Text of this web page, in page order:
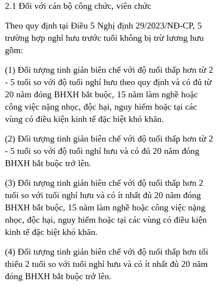
2.1 Đối với cán bộ công chức, viên chức
Theo quy định tại Điều 5 Nghị định 29/2023/NĐ-CP, 5
trường hợp nghỉ hưu trước tuổi không bị trừ lương hưu
gồm:
(1) Đối tượng tinh giản biên chế với độ tuổi thấp hơn từ 2
- 5 tuổi so với độ tuổi nghỉ hưu theo quy định và có đủ từ
20 năm đóng BHXH bắt buộc, 15 năm làm nghề hoặc
công việc nặng nhọc, độc hại, nguy hiểm hoặc tại các
vùng có điều kiện kinh tế đặc biệt khó khăn.
(2) Đối tượng tinh giản biên chế với độ tuổi thấp hơn từ 2
- 5 tuổi so với độ tuổi nghỉ hưu và có đủ 20 năm đóng
BHXH bắt buộc trở lên.
(3) Đối tượng tinh giản biên chế với độ tuổi thấp hơn 2
tuổi so với tuổi nghỉ hưu và có ít nhất đủ 20 năm đóng
BHXH bắt buộc, 15 năm làm nghề hoặc công việc nặng
nhọc, độc hại, nguy hiểm hoặc tại các vùng có điều kiện
kinh tế đặc biệt khó khăn.
(4) Đối tượng tinh giản biên chế với độ tuổi thấp hơn tối
thiểu 2 tuổi so với tuổi nghỉ hưu và có ít nhất đủ 20 năm
đóng BHXH bắt buộc trở lên.